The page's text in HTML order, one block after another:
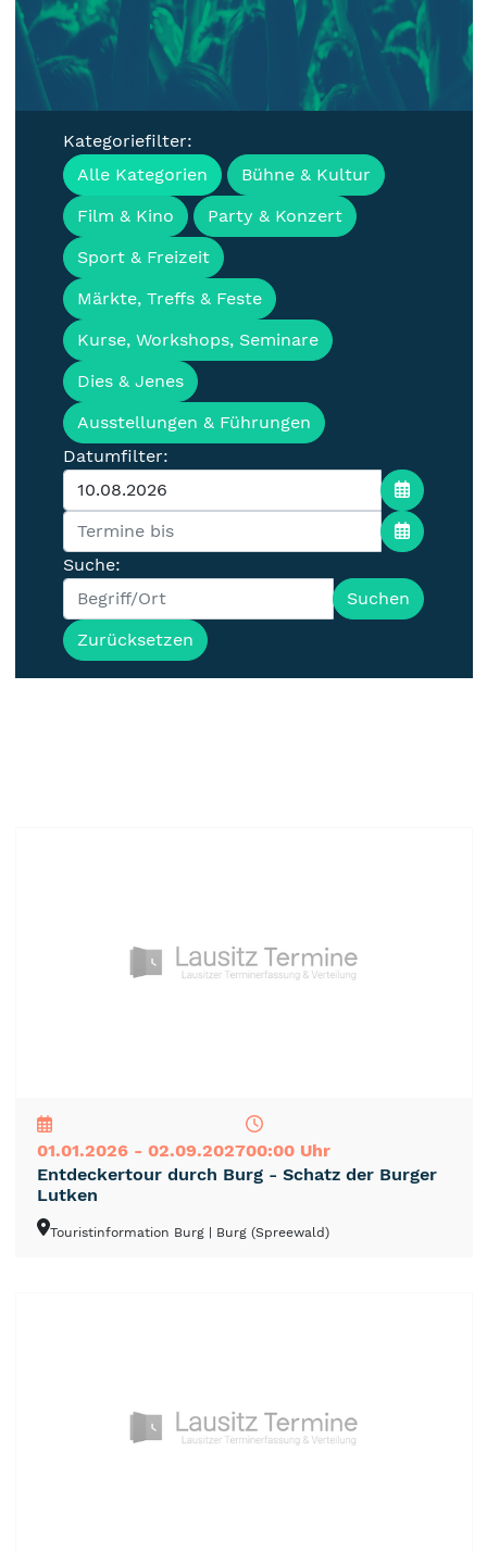
Veranstaltungen, Termine &
Events für die Lausitz
Kategoriefilter:
Alle Kategorien
Bühne & Kultur
Film & Kino
Party & Konzert
Sport & Freizeit
Märkte, Treffs & Feste
Kurse, Workshops, Seminare
Dies & Jenes
Ausstellungen & Führungen
Datumfilter:
Suche:
Suchen
Zurücksetzen
01.01.2026 - 02.09.202700:00 Uhr
Entdeckertour durch Burg - Schatz der Burger
Lutken
Touristinformation Burg | Burg (Spreewald)